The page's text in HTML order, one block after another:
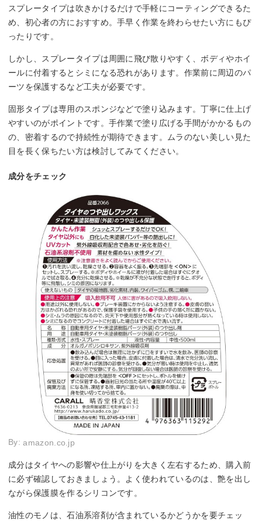
スプレータイプは吹きかけるだけで手軽にコーティングできるた
め、初心者の方におすすめ。手早く作業を終わらせたい方にもぴ
ったりです。
しかし、スプレータイプは周囲に飛び散りやすく、ボディやホイ
ールに付着するとシミになる恐れがあります。作業前に周辺のパ
ーツを保護するなど工夫が必要です。
固形タイプは専用のスポンジなどで塗り込みます。丁寧に仕上げ
やすいのがポイントです。手作業で塗り広げる手間がかかるもの
の、密着するので持続性が期待できます。ムラのない美しい見た
目を長く保ちたい方は検討してみてください。
成分をチェック
By:amazon.co.jp
成分はタイヤへの影響や仕上がりを大きく左右するため、購入前
に必ず確認しておきましょう。よく使われているのは、艶を出し
ながら保護膜を作るシリコンです。
油性のモノは、石油系溶剤が含まれているかどうかを要チェッ